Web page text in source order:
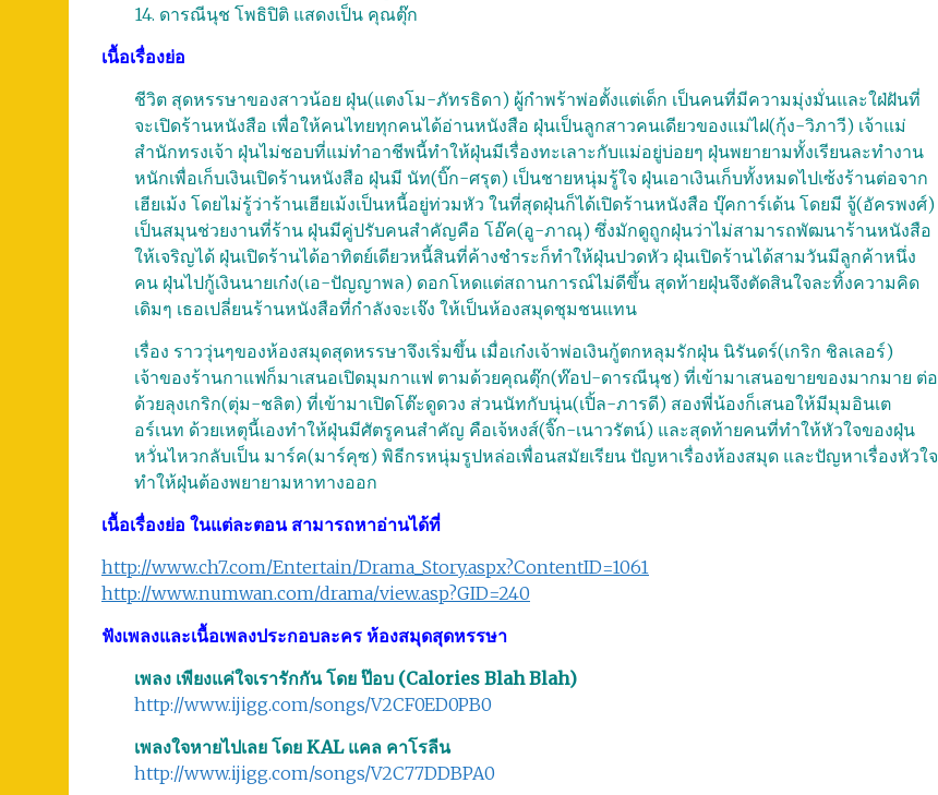
14. ดารณีนุช โพธิปิติ แสดงเป็น คุณตุ๊ก
เนื้อเรื่องย่อ
ชีวิต สุดหรรษาของสาวน้อย ฝุ่น(แตงโม-ภัทรธิดา) ผู้กำพร้าพ่อตั้งแต่เด็ก เป็นคนที่มีความมุ่งมั่นและใฝ่ฝันที่
จะเปิดร้านหนังสือ เพื่อให้คนไทยทุกคนได้อ่านหนังสือ ฝุ่นเป็นลูกสาวคนเดียวของแม่ไฝ(กุ้ง-วิภาวี) เจ้าแม่
สำนักทรงเจ้า ฝุ่นไม่ชอบที่แม่ทำอาชีพนี้ทำให้ฝุ่นมีเรื่องทะเลาะกับแม่อยู่บ่อยๆ ฝุ่นพยายามทั้งเรียนละทำงาน
หนักเพื่อเก็บเงินเปิดร้านหนังสือ ฝุ่นมี นัท(บิ๊ก-ศรุต) เป็นชายหนุ่มรู้ใจ ฝุ่นเอาเงินเก็บทั้งหมดไปเซ้งร้านต่อจาก
เฮียเม้ง โดยไม่รู้ว่าร้านเฮียเม้งเป็นหนี้อยู่ท่วมหัว ในที่สุดฝุ่นก็ได้เปิดร้านหนังสือ บุ๊คการ์เด้น โดยมี จู้(อัครพงศ์)
เป็นสมุนช่วยงานที่ร้าน ฝุ่นมีคู่ปรับคนสำคัญคือ โอ๊ค(อู-ภาณุ) ซึ่งมักดูถูกฝุ่นว่าไม่สามารถพัฒนาร้านหนังสือ
ให้เจริญได้ ฝุ่นเปิดร้านได้อาทิตย์เดียวหนี้สินที่ค้างชำระก็ทำให้ฝุ่นปวดหัว ฝุ่นเปิดร้านได้สามวันมีลูกค้าหนึ่ง
คน ฝุ่นไปกู้เงินนายเก๋ง(เอ-ปัญญาพล) ดอกโหดแต่สถานการณ์ไม่ดีขึ้น สุดท้ายฝุ่นจึงตัดสินใจละทิ้งความคิด
เดิมๆ เธอเปลี่ยนร้านหนังสือที่กำลังจะเจ๊ง ให้เป็นห้องสมุดชุมชนแทน
เรื่อง ราววุ่นๆของห้องสมุดสุดหรรษาจึงเริ่มขึ้น เมื่อเก๋งเจ้าพ่อเงินกู้ตกหลุมรักฝุ่น นิรันดร์(เกริก ชิลเลอร์)
เจ้าของร้านกาแฟก็มาเสนอเปิดมุมกาแฟ ตามด้วยคุณตุ๊ก(ท๊อป-ดารณีนุช) ที่เข้ามาเสนอขายของมากมาย ต่อ
ด้วยลุงเกริก(ตุ่ม-ชลิต) ที่เข้ามาเปิดโต๊ะดูดวง ส่วนนัทกับนุ่น(เปิ้ล-ภารดี) สองพี่น้องก็เสนอให้มีมุมอินเต
อร์เนท ด้วยเหตุนี้เองทำให้ฝุ่นมีศัตรูคนสำคัญ คือเจ้หงส์(จิ๊ก-เนาวรัตน์) และสุดท้ายคนที่ทำให้หัวใจของฝุ่น
หวั่นไหวกลับเป็น มาร์ค(มาร์คุซ) พิธีกรหนุ่มรูปหล่อเพื่อนสมัยเรียน ปัญหาเรื่องห้องสมุด และปัญหาเรื่องหัวใจ
ทำให้ฝุ่นต้องพยายามหาทางออก
เนื้อเรื่องย่อ ในแต่ละตอน สามารถหาอ่านได้ที่
http://www.ch7.com/Entertain/Drama_Story.aspx?ContentID=1061
http://www.numwan.com/drama/view.asp?GID=240
ฟังเพลงและเนื้อเพลงประกอบละคร ห้องสมุดสุดหรรษา
เพลง เพียงแค่ใจเรารักกัน โดย ป๊อบ (Calories Blah Blah)
http://www.ijigg.com/songs/V2CF0ED0PB0
เพลงใจหายไปเลย โดย KAL แคล คาโรลีน
http://www.ijigg.com/songs/V2C77DDBPA0